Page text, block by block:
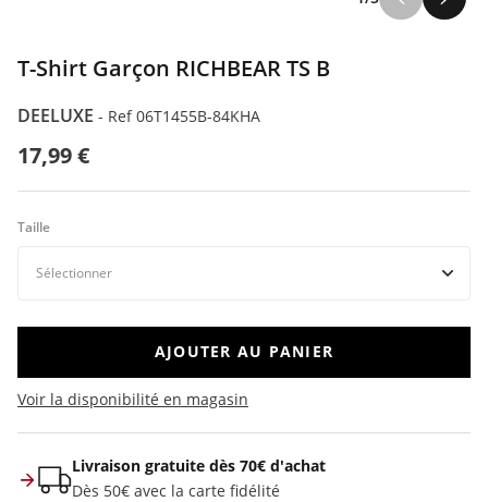
T-Shirt Garçon RICHBEAR TS B
DEELUXE - Ref 06T1455B-84KHA
17,99 €
Taille
AJOUTER AU PANIER
Voir la disponibilité en magasin
Livraison gratuite dès 70€ d'achat
Dès 50€ avec la carte fidélité